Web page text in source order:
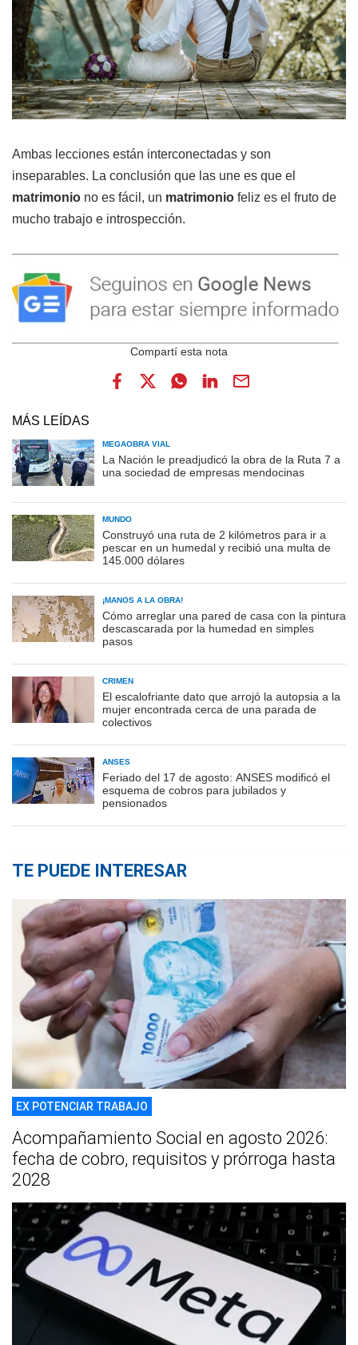
Ambas lecciones están interconectadas y son
inseparables. La conclusión que las une es que el
matrimonio no es fácil, un matrimonio feliz es el fruto de
mucho trabajo e introspección.
MÁS LEÍDAS
MEGAOBRA VIAL
La Nación le preadjudicó la obra de la Ruta 7 a
una sociedad de empresas mendocinas
MUNDO
Construyó una ruta de 2 kilómetros para ir a
pescar en un humedal y recibió una multa de
145.000 dólares
¡MANOS A LA OBRA!
Cómo arreglar una pared de casa con la pintura
descascarada por la humedad en simples
pasos
CRIMEN
El escalofriante dato que arrojó la autopsia a la
mujer encontrada cerca de una parada de
colectivos
ANSES
Feriado del 17 de agosto: ANSES modificó el
esquema de cobros para jubilados y
pensionados
TE PUEDE INTERESAR
EX POTENCIAR TRABAJO
Acompañamiento Social en agosto 2026:
fecha de cobro, requisitos y prórroga hasta
2028